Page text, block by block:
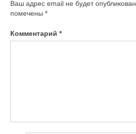
Ваш адрес email не будет опубликован.
помечены *
Комментарий *